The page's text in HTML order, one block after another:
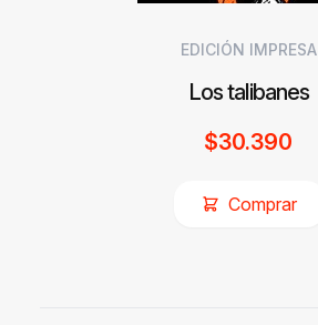
EDICIÓN IMPRESA
Los talibanes
$30.390
Comprar